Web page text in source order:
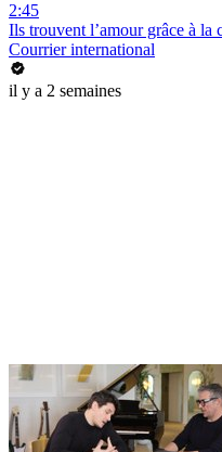
2:45
Ils trouvent l’amour grâce à la
Courrier international
il y a 2 semaines